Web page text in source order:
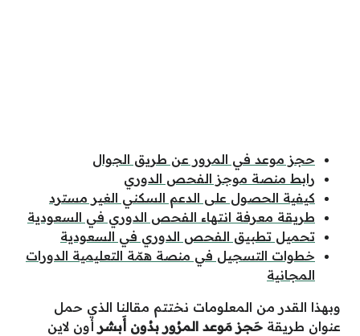
حجز موعد في المرور عن طريق الجوال
رابط منصة موجز الفحص الدوري
كيفية الحصول على الدعم السكني الغير مسترد
طريقة معرفة انتهاء الفحص الدوري في السعودية
تحميل تطبيق الفحص الدوري في السعودية
خطوات التسجيل في منصة همّة التعليمية الدورات
المجانية
وبهذا القدر من المعلومات نختتم مقالنا الذي حمل
عنوان طريقة حَجز مَوعد المرُور بدُون أَبشر أون لاين